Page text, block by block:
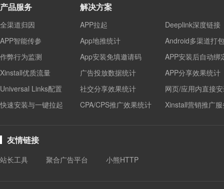
产品服务
全渠道归因
APP智能传参
作弊行为监测
Xinstall优质流量
Universal Links配置
快速安装与一键拉起
解决方案
APP拉起
Deeplink深度链接
App地推统计
Android多渠道打包
App安装免填邀请码
APP安装后自动绑
广告投放数据统计
APP分享效果统计
社交分享效果统计
网页/应用内直接
CPA/CPS推广效果统计
Xinstall营销推广
友情链接
站长工具 聚合广告平台 小熊HTTP